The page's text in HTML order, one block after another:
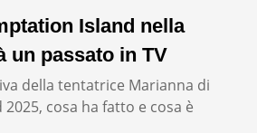
Island nella
un passato in TV
della tentatrice Marianna di
cosa ha fatto e cosa è